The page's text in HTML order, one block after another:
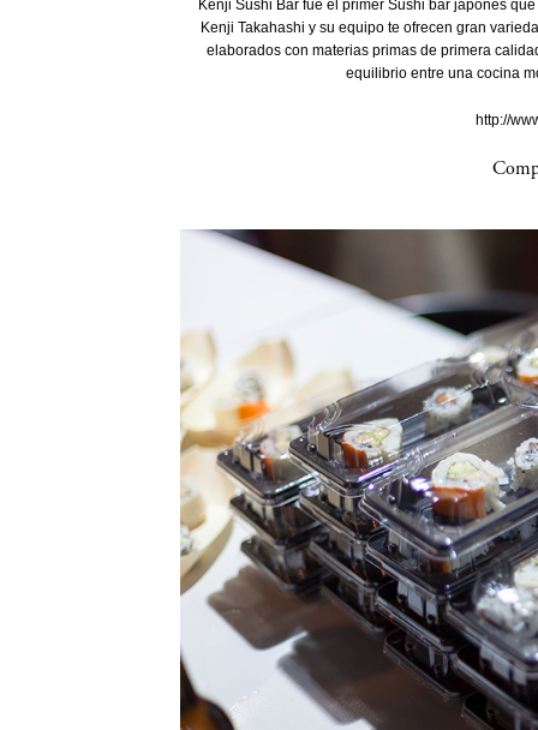
Kenji Sushi Bar fue el primer Sushi bar japonés
Kenji Takahashi y su equipo te ofrecen gran
elaborados con materias primas de primera
equilibrio entre una cocina
http://